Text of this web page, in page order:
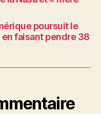
poursuit le
faisant pendre 38